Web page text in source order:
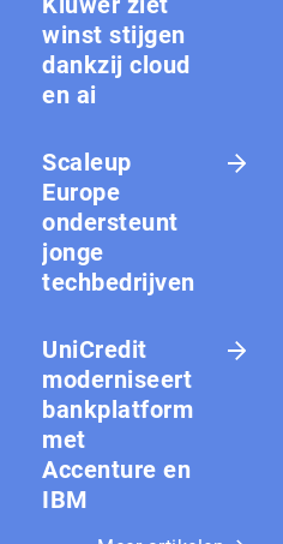
winst stijgen
dankzij cloud
en ai
Scaleup
Europe
ondersteunt
jonge
techbedrijven
UniCredit
moderniseert
bankplatform
met
Accenture en
IBM